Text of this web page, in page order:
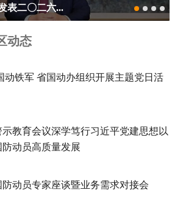
表二〇二六...
动态
动铁军 省国动办组织开展主题党日活
教育会议深学笃行习近平党建思想以
动员高质量发展
动员专家座谈暨业务需求对接会